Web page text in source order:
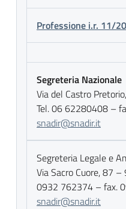
Professione i.r. 11/
Segreteria Nazionale
Via del Castro
Tel. 06 62280408 –
snadir@snadir.it
Segreteria Legale e
Via Sacro Cuore, 87
0932 762374 – fax.
snadir@snadir.it